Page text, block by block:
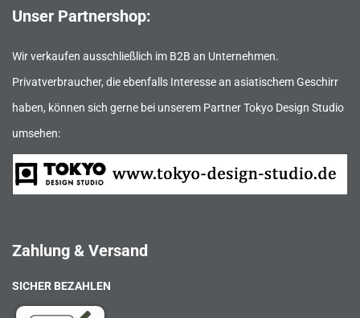
Unser Partnershop:
Wir verkaufen ausschließlich im B2B an Unternehmen.
Privatverbraucher, die ebenfalls Interesse an asiatischem Geschirr
haben, können sich gerne bei unserem Partner Tokyo Design Studio
umsehen:
Zahlung & Versand
SICHER BEZAHLEN